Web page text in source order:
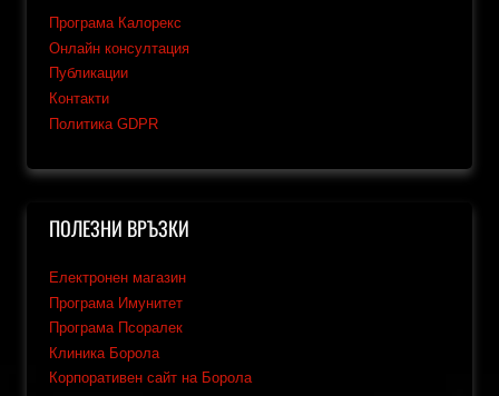
Програма Калорекс
Онлайн консултация
Публикации
Контакти
Политика GDPR
ПОЛЕЗНИ ВРЪЗКИ
Електронен магазин
Програма Имунитет
Програма Псоралек
Клиника Борола
Корпоративен сайт на Борола